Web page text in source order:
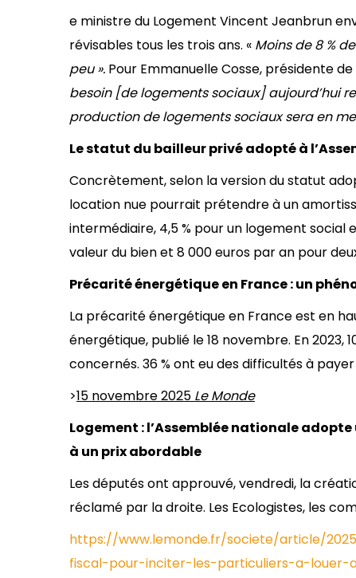
e ministre du Logement Vincent Jeanbrun
révisables tous les trois ans. « Moins de 8 %
peu ». Pour Emmanuelle Cosse, présidente de
besoin [de logements sociaux] aujourd’hui
production de logements sociaux sera en
Le statut du bailleur privé adopté à
Concrètement, selon la version du statut
location nue pourrait prétendre à un
intermédiaire, 4,5 % pour un logement social
valeur du bien et 8 000 euros par an pour
Précarité énergétique en France : un
La précarité énergétique en France est en
énergétique, publié le 18 novembre. En 2023,
concernés. 36 % ont eu des difficultés à
>15 novembre 2025 Le Monde
Logement : l’Assemblée nationale
à un prix abordable
Les députés ont approuvé, vendredi, la
réclamé par la droite. Les Ecologistes, les
https://www.lemonde.fr/societe/article/
fiscal-pour-inciter-les-particuliers-a-louer-